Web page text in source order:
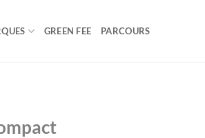
GREEN FEE PARCOURS